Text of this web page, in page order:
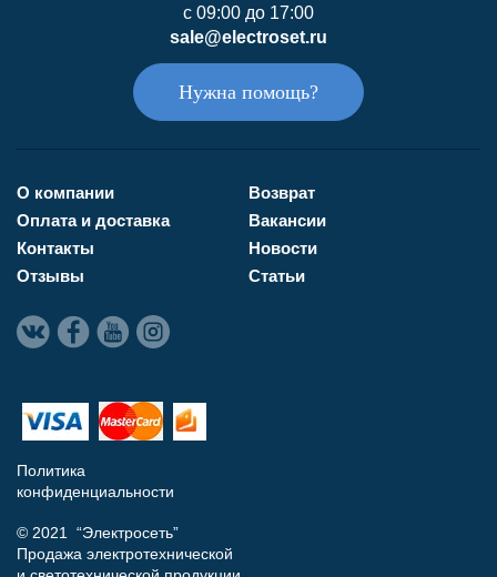
с 09:00 до 17:00
sale@electroset.ru
Нужна помощь?
О компании
Оплата и доставка
Контакты
Отзывы
Возврат
Вакансии
Новости
Статьи
Политика
конфиденциальности
© 2021 “Электросеть”
Продажа электротехнической